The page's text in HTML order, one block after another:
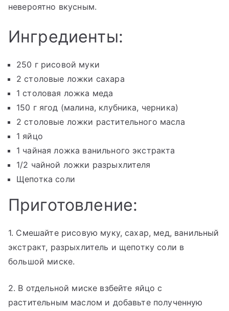
невероятно вкусным.
Ингредиенты:
250 г рисовой муки
2 столовые ложки сахара
1 столовая ложка меда
150 г ягод (малина, клубника, черника)
2 столовые ложки растительного масла
1 яйцо
1 чайная ложка ванильного экстракта
1/2 чайной ложки разрыхлителя
Щепотка соли
Приготовление:
1. Смешайте рисовую муку, сахар, мед, ванильный
экстракт, разрыхлитель и щепотку соли в
большой миске.
2. В отдельной миске взбейте яйцо с
растительным маслом и добавьте полученную